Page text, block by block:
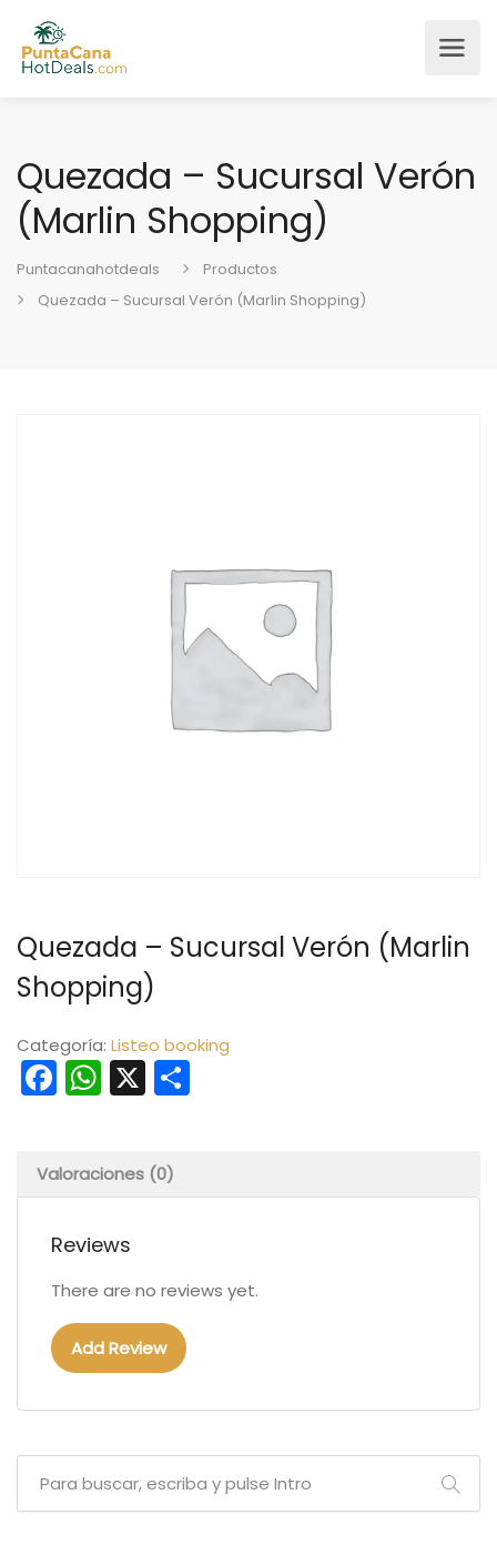
Quezada – Sucursal Verón
(Marlin Shopping)
Puntacanahotdeals
Productos
Quezada – Sucursal Verón (Marlin Shopping)
Quezada – Sucursal Verón (Marlin
Shopping)
Categoría: Listeo booking
Facebook
WhatsApp
X
Valoraciones (0)
Reviews
There are no reviews yet.
Add Review